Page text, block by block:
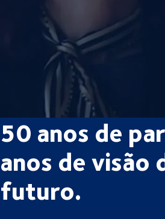
50 anos de
anos de visão
futuro.